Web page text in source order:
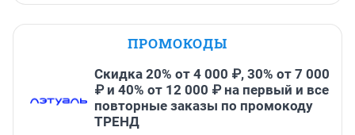
ПРОМОКОДЫ
Скидка 20% от 4 000 ₽, 30% от 7 000
₽ и 40% от 12 000 ₽ на первый и все
повторные заказы по промокоду
ТРЕНД